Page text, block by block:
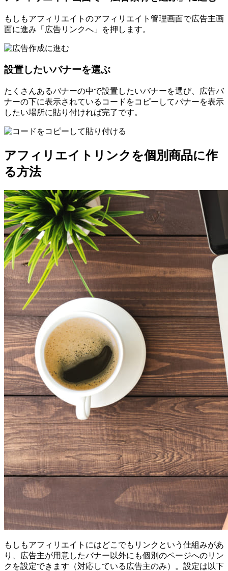
もしもアフィリエイトのアフィリエイト管理画面で広告主画
面に進み「広告リンクへ」を押します。
設置したいバナーを選ぶ
たくさんあるバナーの中で設置したいバナーを選び、広告バ
ナーの下に表示されているコードをコピーしてバナーを表示
したい場所に貼り付ければ完了です。
アフィリエイトリンクを個別商品に作
る方法
もしもアフィリエイトにはどこでもリンクという仕組みがあ
り、広告主が用意したバナー以外にも個別のページへのリン
クを設定できます（対応している広告主のみ）。設定は以下